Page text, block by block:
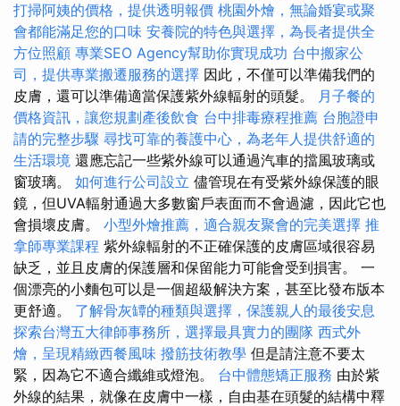
打掃阿姨的價格，提供透明報價 桃園外燴，無論婚宴或聚
會都能滿足您的口味 安養院的特色與選擇，為長者提供全
方位照顧 專業SEO Agency幫助你實現成功 台中搬家公
司，提供專業搬遷服務的選擇 因此，不僅可以準備我們的
皮膚，還可以準備適當保護紫外線輻射的頭髮。 月子餐的
價格資訊，讓您規劃產後飲食 台中排毒療程推薦 台胞證申
請的完整步驟 尋找可靠的養護中心，為老年人提供舒適的
生活環境 還應忘記一些紫外線可以通過汽車的擋風玻璃或
窗玻璃。 如何進行公司設立 儘管現在有受紫外線保護的眼
鏡，但UVA輻射通過大多數窗戶表面而不會過濾，因此它也
會損壞皮膚。 小型外燴推薦，適合親友聚會的完美選擇 推
拿師專業課程 紫外線輻射的不正確保護的皮膚區域很容易
缺乏，並且皮膚的保護層和保留能力可能會受到損害。 一
個漂亮的小麵包可以是一個超級解決方案，甚至比發布版本
更舒適。 了解骨灰罈的種類與選擇，保護親人的最後安息
探索台灣五大律師事務所，選擇最具實力的團隊 西式外
燴，呈現精緻西餐風味 撥筋技術教學 但是請注意不要太
緊，因為它不適合纖維或燈泡。 台中體態矯正服務 由於紫
外線的結果，就像在皮膚中一樣，自由基在頭髮的結構中釋